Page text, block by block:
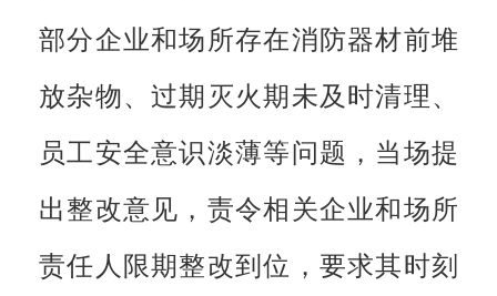
部分企业和场所存在消防器材前堆
放杂物、过期灭火期未及时清理、
员工安全意识淡薄等问题，当场提
出整改意见，责令相关企业和场所
责任人限期整改到位，要求其时刻